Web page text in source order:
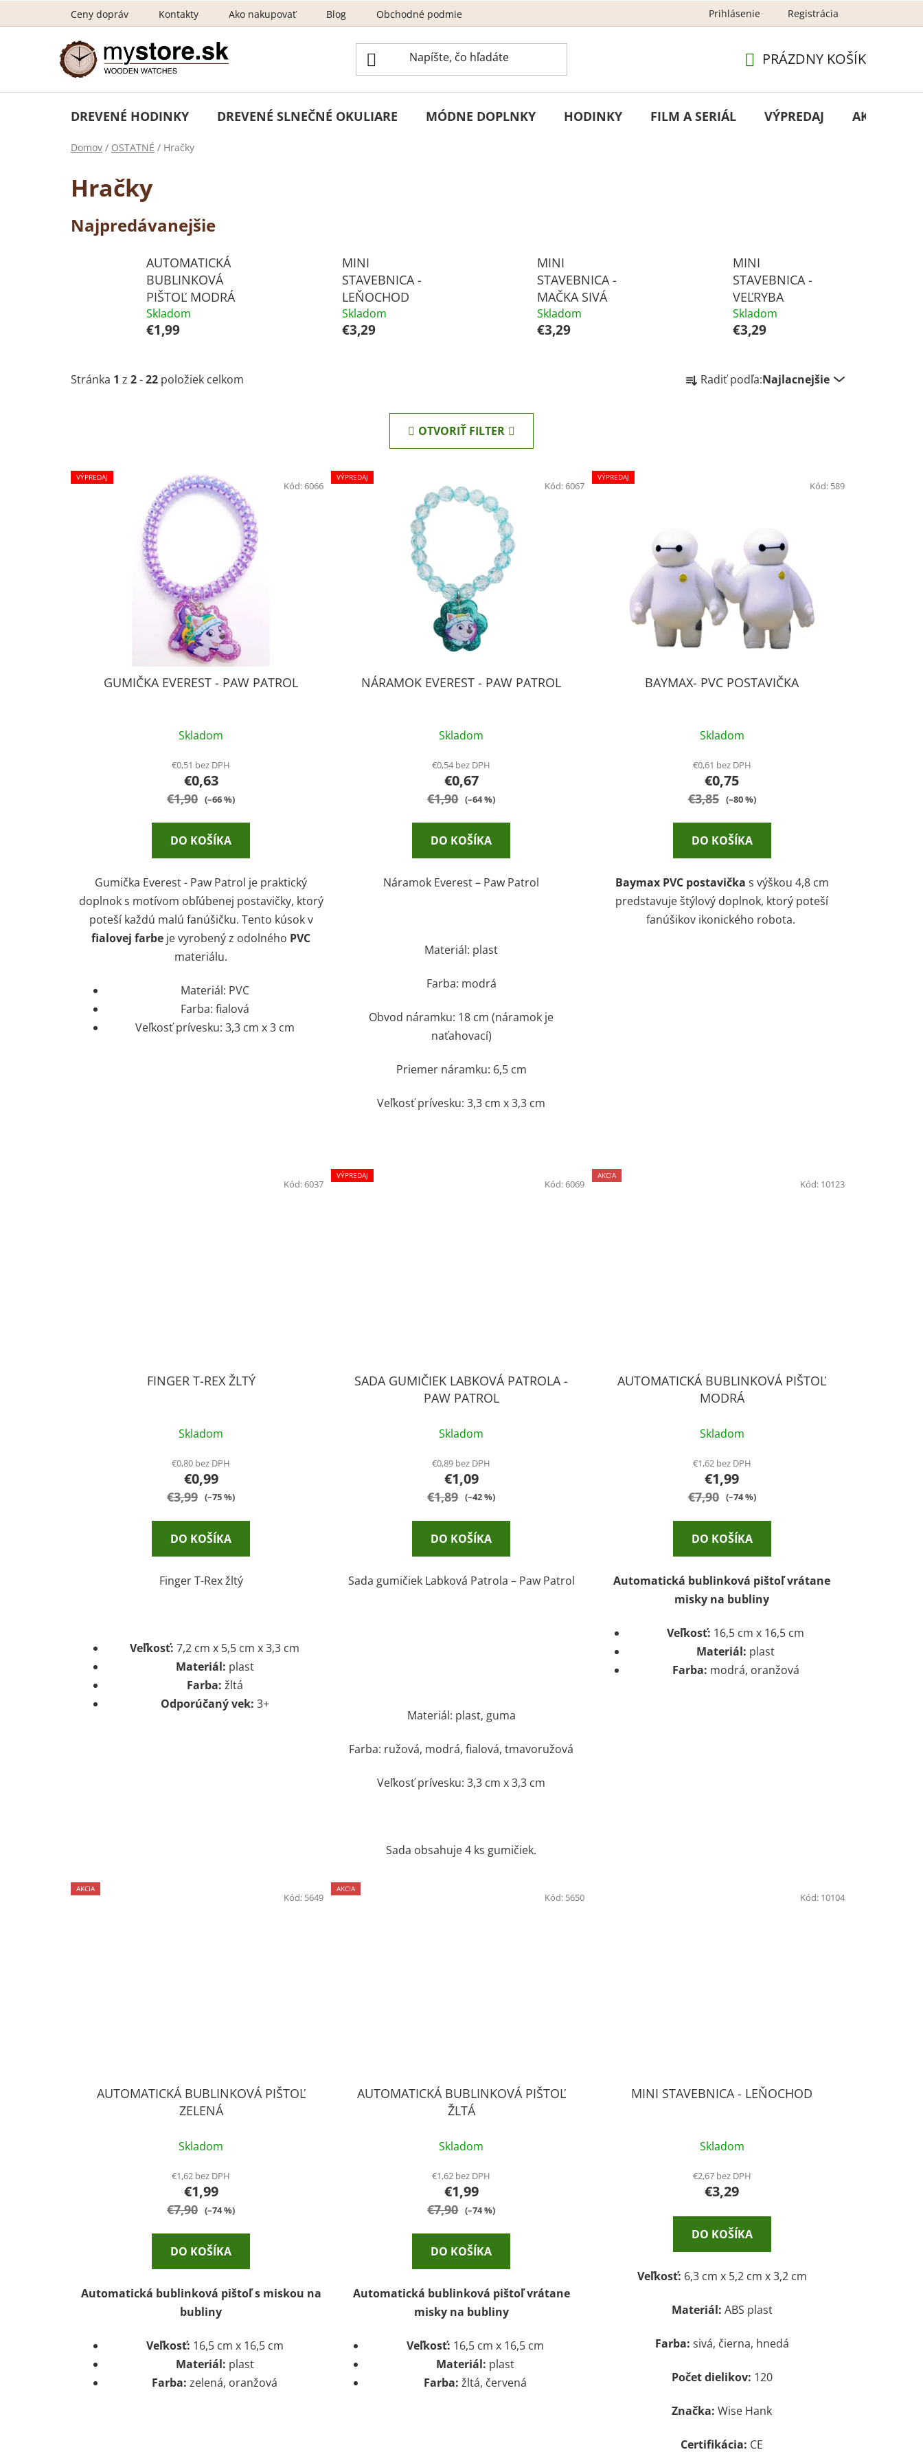
Ceny dopráv Kontakty Ako nakupovať Blog Obchodné podmienky GDPR - ochrana osobných údajov Newsletter –
Prihlásenie Registrácia
KOŠÍK
PRÁZDNY KOŠÍK
DREVENÉ HODINKY DREVENÉ SLNEČNÉ OKULIARE MÓDNE DOPLNKY HODINKY FILM A SERIÁL VÝPREDAJ AKCIA
Domov / OSTATNÉ / Hračky
Hračky
Najpredávanejšie
AUTOMATICKÁ
BUBLINKOVÁ
PIŠTOĽ MODRÁ
Skladom
€1,99
MINI
STAVEBNICA -
LEŇOCHOD
Skladom
€3,29
MINI
STAVEBNICA -
MAČKA SIVÁ
Skladom
€3,29
MINI
STAVEBNICA -
VEĽRYBA
Skladom
€3,29
Stránka 1 z 2-22 položiek celkom a
d
u
k
t
o
v
Radiť podľa:Najlacnejšie
OTVORIŤ FILTER
V
ý
VÝPREDAJ
GUMIČKA EVEREST - PAW PATROL
Skladom
€0,51 bez DPH
€0,63
€1,90 (–66 %)
DO KOŠÍKA
Gumička Everest - Paw Patrol je praktický
doplnok s motívom obľúbenej postavičky, ktorý
poteší každú malú fanúšičku. Tento kúsok v
fialovej farbe je vyrobený z odolného PVC
materiálu.
Materiál: PVC
Farba: fialová
Veľkosť prívesku: 3,3 cm x 3 cm
Kód:6066
VÝPREDAJ
NÁRAMOK EVEREST - PAW PATROL
Skladom
€0,54 bez DPH
€0,67
€1,90 (–64 %)
DO KOŠÍKA
Náramok Everest – Paw Patrol
Materiál: plast
Farba: modrá
Obvod náramku: 18 cm (náramok je
naťahovací)
Priemer náramku: 6,5 cm
Veľkosť prívesku: 3,3 cm x 3,3 cm
Kód:6067
VÝPREDAJ
BAYMAX- PVC POSTAVIČKA
Skladom
€0,61 bez DPH
€0,75
€3,85 (–80 %)
DO KOŠÍKA
Baymax PVC postavička s výškou 4,8 cm
predstavuje štýlový doplnok, ktorý poteší
fanúšikov ikonického robota.
Kód: 589
FINGER T-REX ŽLTÝ
Skladom
€0,80 bez DPH
€0,99
€3,99 (–75 %)
DO KOŠÍKA
Finger T-Rex žltý
Veľkosť: 7,2 cm x 5,5 cm x 3,3 cm
Materiál: plast
Farba: žltá
Odporúčaný vek: 3+
Kód:6037
VÝPREDAJ
SADA GUMIČIEK LABKOVÁ PATROLA -
PAW PATROL
Skladom
€0,89 bez DPH
€1,09
€1,89 (–42 %)
DO KOŠÍKA
Sada gumičiek Labková Patrola – Paw Patrol
Materiál: plast, guma
Farba: ružová, modrá, fialová, tmavoružová
Veľkosť prívesku: 3,3 cm x 3,3 cm
Sada obsahuje 4 ks gumičiek.
Kód:6069
AKCIA
AUTOMATICKÁ BUBLINKOVÁ PIŠTOĽ
MODRÁ
Skladom
€1,62 bez DPH
€1,99
€7,90 (–74 %)
DO KOŠÍKA
Automatická bublinková pištoľ vrátane
misky na bubliny
Veľkosť: 16,5 cm x 16,5 cm
Materiál: plast
Farba: modrá, oranžová
Kód: 10123
AKCIA
AUTOMATICKÁ BUBLINKOVÁ PIŠTOĽ
ZELENÁ
Skladom
€1,62 bez DPH
€1,99
€7,90 (–74 %)
DO KOŠÍKA
Automatická bublinková pištoľ s miskou na
bubliny
Veľkosť: 16,5 cm x 16,5 cm
Materiál: plast
Farba:zelená, oranžová
Kód: 5649
AKCIA
AUTOMATICKÁ BUBLINKOVÁ PIŠTOĽ
ŽLTÁ
Skladom
€1,62 bez DPH
€1,99
€7,90 (–74 %)
DO KOŠÍKA
Automatická bublinková pištoľ vrátane
misky na bubliny
Veľkosť: 16,5 cm x 16,5 cm
Materiál: plast
Farba: žltá, červená
Kód: 5650
MINI STAVEBNICA - LEŇOCHOD
Skladom
€2,67 bez DPH
€3,29
DO KOŠÍKA
Veľkosť: 6,3 cm x 5,2 cm x 3,2 cm
Materiál: ABS plast
Farba: sivá, čierna, hnedá
Počet dielikov: 120
Značka: Wise Hank
Certifikácia: CE
Kód: 10104